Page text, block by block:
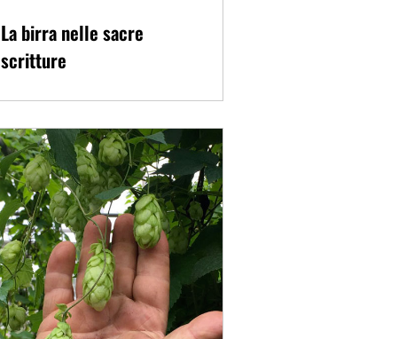
La birra nelle sacre
scritture